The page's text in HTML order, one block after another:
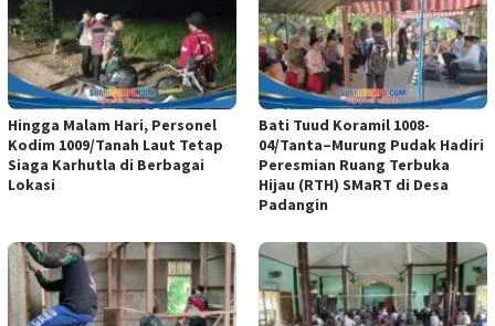
Hingga Malam Hari, Personel
Kodim 1009/Tanah Laut Tetap
Siaga Karhutla di Berbagai
Lokasi
Bati Tuud Koramil 1008-
04/Tanta–Murung Pudak Hadiri
Peresmian Ruang Terbuka
Hijau (RTH) SMaRT di Desa
Padangin